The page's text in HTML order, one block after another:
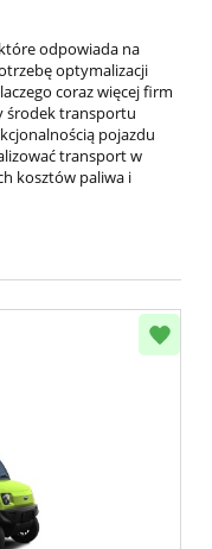
odpowiada na
optymalizacji
coraz więcej firm
środek transportu
pojazdu
transport w
kosztów paliwa i